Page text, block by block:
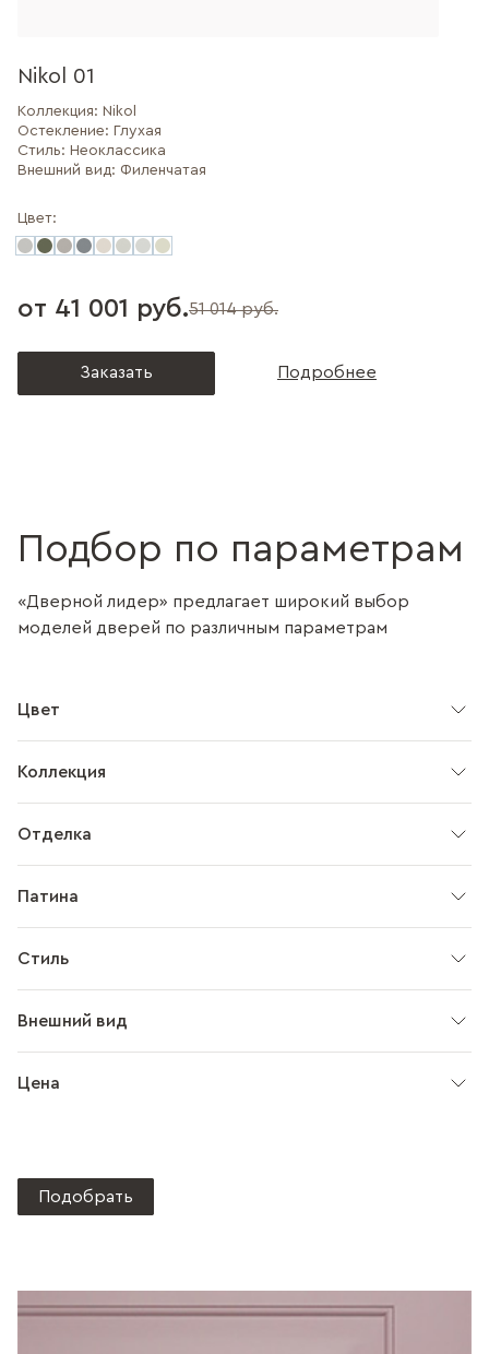
Nikol 01
Коллекция: Nikol
Остекление: Глухая
Стиль: Неоклассика
Внешний вид: Филенчатая
Цвет:
от 41 001 руб.51 014 руб.
Заказать Подробнее
Подбор по параметрам
«Дверной лидер» предлагает широкий выбор
моделей дверей по различным параметрам
Цвет
Коллекция
Отделка
Патина
Стиль
Внешний вид
Цена
Подобрать